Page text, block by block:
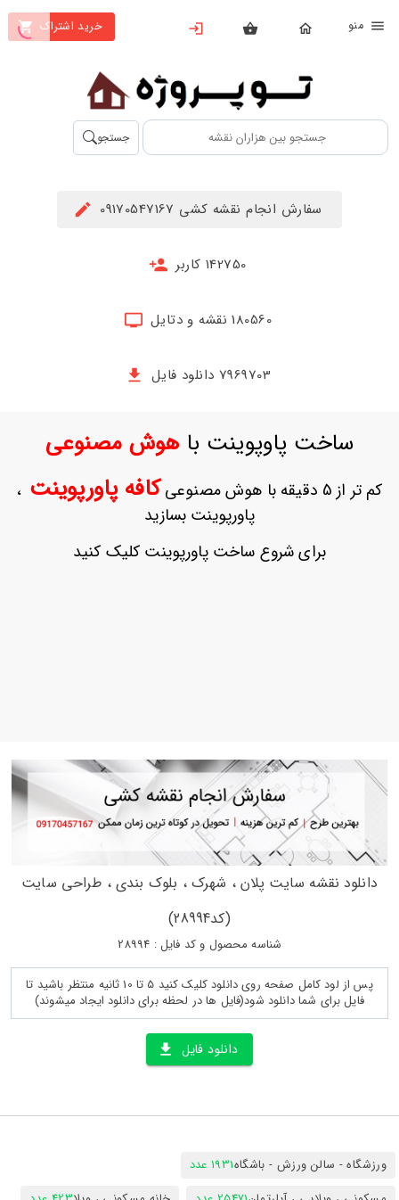
خرید اشتراک
بستن
محصولات
تهیه
اشتراک
حساب
ثبت
بازیابی
جستجو
سفارش انجام نقشه کشی 09170547167
142750 کاربر
180560 نقشه و دتایل
7969703 دانلود فایل
ساخت پاوپوینت باهوش مصنوعی
کم تر از 5 دقیقه با هوش مصنوعی کافه پاورپوینت ،
پاورپوینت بسازید
برای شروع ساخت پاورپوینت کلیک کنید
دانلود نقشه سایت پلان ، شهرک ، بلوک بندی ، طراحی سایت
(کد28994)
شناسه محصول و کد فایل : 28994
پس از لود کامل صفحه روی دانلود کلیک کنید 5 تا 10 ثانیه منتظر باشید تا
فایل برای شما دانلود شود(فایل ها در لحظه برای دانلود ایجاد میشوند)
دانلود فایل
ورزشگاه - سالن ورزش - باشگاه1931 عدد